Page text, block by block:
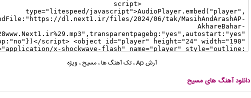
آرش Ap ، تک آهنگ ها، مسیح ، ویژه
دانلود آهنگ های مسیح